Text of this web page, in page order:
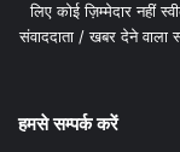
लिए कोई ज़िम्मेदार नहीं
संवाददाता / खबर देने वाला
हमसे सम्पर्क करें